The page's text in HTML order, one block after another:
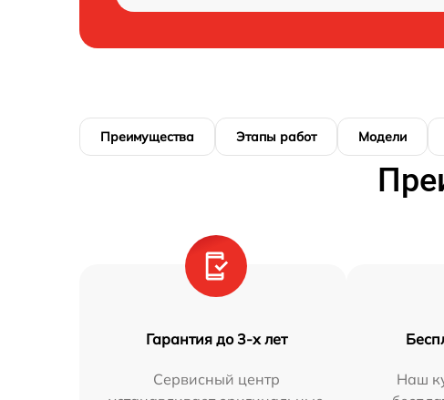
Преимущества Этапы работ Модели
Гарантия до 3-х лет
Сервисный центр
Наш